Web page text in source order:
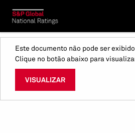
Este documento não pode ser
Clique no botão abaixo para
VISUALIZAR